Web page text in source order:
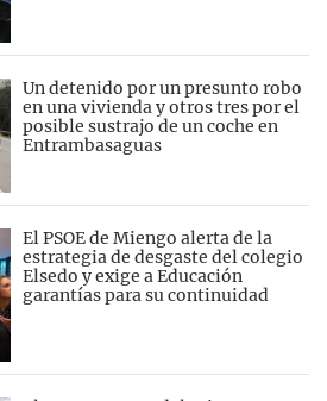
Un detenido por un presunto robo
en una vivienda y otros tres por el
posible sustrajo de un coche en
Entrambasaguas
El PSOE de Miengo alerta de la
estrategia de desgaste del colegio
Elsedo y exige a Educación
garantías para su continuidad